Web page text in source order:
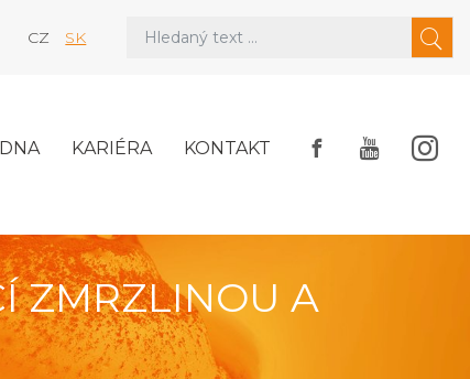
CZ SK
KARIÉRA KONTAKT
ZMRZLINOU A